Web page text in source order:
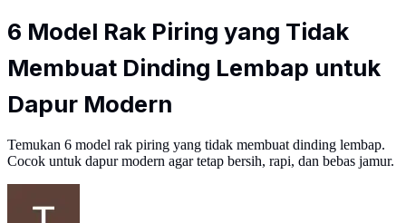
6 Model Rak Piring yang Tidak
Membuat Dinding Lembap untuk
Dapur Modern
Temukan 6 model rak piring yang tidak membuat dinding lembap.
Cocok untuk dapur modern agar tetap bersih, rapi, dan bebas jamur.